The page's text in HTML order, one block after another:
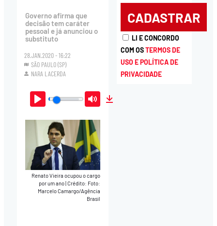
Governo afirma que
decisão tem caráter
pessoal e já anunciou o
substituto
28.JAN.2020 - 16:22
SÃO PAULO (SP)
NARA LACERDA
Play Mute
Renato Vieira ocupou o cargo
por um ano|Crédito: Foto:
Marcelo Camargo/Agência
Brasil
LI E CONCORDO
COM OSTERMOS DE
USO E POLÍTICA DE
PRIVACIDADE